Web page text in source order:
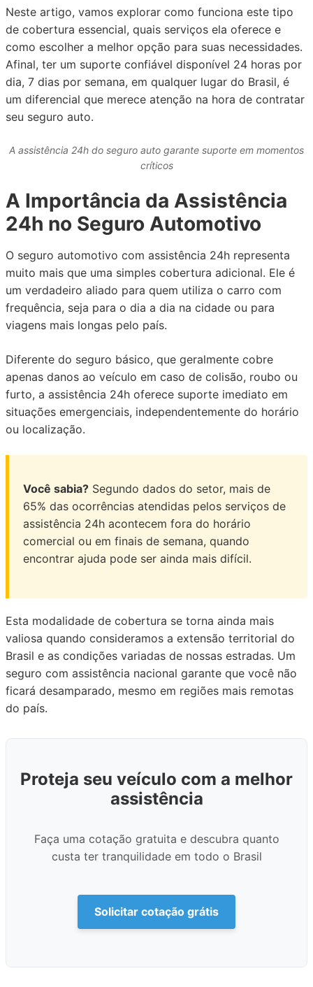
Neste artigo, vamos explorar como funciona este tipo
de cobertura essencial, quais serviços ela oferece e
como escolher a melhor opção para suas necessidades.
Afinal, ter um suporte confiável disponível 24 horas por
dia, 7 dias por semana, em qualquer lugar do Brasil, é
um diferencial que merece atenção na hora de contratar
seu seguro auto.
A assistência 24h do seguro auto garante suporte em momentos
críticos
A Importância da Assistência
24h no Seguro Automotivo
O seguro automotivo com assistência 24h representa
muito mais que uma simples cobertura adicional. Ele é
um verdadeiro aliado para quem utiliza o carro com
frequência, seja para o dia a dia na cidade ou para
viagens mais longas pelo país.
Diferente do seguro básico, que geralmente cobre
apenas danos ao veículo em caso de colisão, roubo ou
furto, a assistência 24h oferece suporte imediato em
situações emergenciais, independentemente do horário
ou localização.
Você sabia? Segundo dados do setor, mais de
65% das ocorrências atendidas pelos serviços de
assistência 24h acontecem fora do horário
comercial ou em finais de semana, quando
encontrar ajuda pode ser ainda mais difícil.
Esta modalidade de cobertura se torna ainda mais
valiosa quando consideramos a extensão territorial do
Brasil e as condições variadas de nossas estradas. Um
seguro com assistência nacional garante que você não
ficará desamparado, mesmo em regiões mais remotas
do país.
Proteja seu veículo com a melhor
assistência
Faça uma cotação gratuita e descubra quanto
custa ter tranquilidade em todo o Brasil
Solicitar cotação grátis